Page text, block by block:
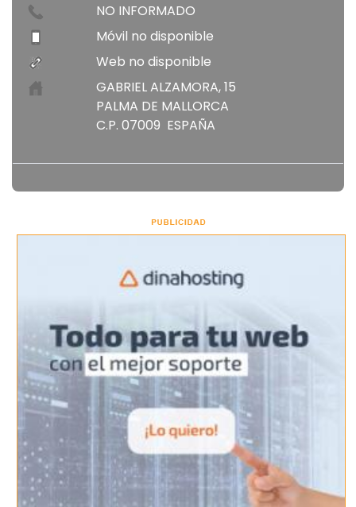
NO INFORMADO
Móvil no disponible
Web no disponible
GABRIEL ALZAMORA, 15
PALMA DE MALLORCA
C.P. 07009 ESPAÑA